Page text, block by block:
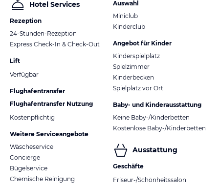
Hotel Services
Rezeption
24-Stunden-Rezeption
Express Check-In & Check-Out
Lift
Verfügbar
Flughafentransfer
Flughafentransfer Nutzung
Kostenpflichtig
Weitere Serviceangebote
Wäscheservice
Concierge
Bügelservice
Chemische Reinigung
Auswahl
Miniclub
Kinderclub
Angebot für Kinder
Kinderspielplatz
Spielzimmer
Kinderbecken
Spielplatz vor Ort
Baby- und Kinderausstattung
Keine Baby-/Kinderbetten
Kostenlose Baby-/Kinderbetten
Ausstattung
Geschäfte
Friseur-/Schönheitssalon